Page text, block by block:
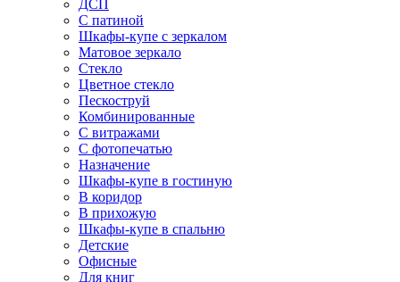
ДСП
С патиной
Шкафы-купе с зеркалом
Матовое зеркало
Стекло
Цветное стекло
Пескоструй
Комбинированные
С витражами
С фотопечатью
Назначение
Шкафы-купе в гостиную
В коридор
В прихожую
Шкафы-купе в спальню
Детские
Офисные
Для книг